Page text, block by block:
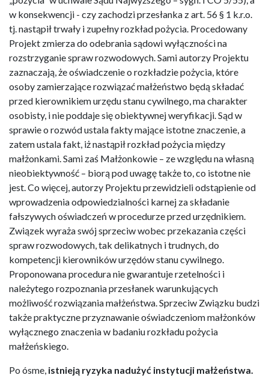
w konsekwencji - czy zachodzi przesłanka z art. 56 § 1 k.r.o.
tj. nastąpił trwały i zupełny rozkład pożycia. Procedowany
Projekt zmierza do odebrania sądowi wyłączności na
rozstrzyganie spraw rozwodowych. Sami autorzy Projektu
zaznaczają, że oświadczenie o rozkładzie pożycia, które
osoby zamierzające rozwiązać małżeństwo będą składać
przed kierownikiem urzędu stanu cywilnego, ma charakter
osobisty, i nie poddaje się obiektywnej weryfikacji. Sąd w
sprawie o rozwód ustala fakty mające istotne znaczenie, a
zatem ustala fakt, iż nastąpił rozkład pożycia między
małżonkami. Sami zaś Małżonkowie – ze względu na własną
nieobiektywność – biorą pod uwagę także to, co istotne nie
jest. Co więcej, autorzy Projektu przewidzieli odstąpienie od
wprowadzenia odpowiedzialności karnej za składanie
fałszywych oświadczeń w procedurze przed urzędnikiem.
Związek wyraża swój sprzeciw wobec przekazania części
spraw rozwodowych, tak delikatnych i trudnych, do
kompetencji kierowników urzędów stanu cywilnego.
Proponowana procedura nie gwarantuje rzetelności i
należytego rozpoznania przesłanek warunkujących
możliwość rozwiązania małżeństwa. Sprzeciw Związku budzi
także praktyczne przyznawanie oświadczeniom małżonków
wyłącznego znaczenia w badaniu rozkładu pożycia
małżeńskiego.
Po ósme, istnieją ryzyka nadużyć instytucji małżeństwa.